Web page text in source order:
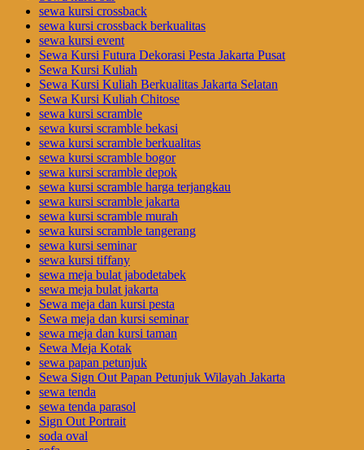
sewa kursi crossback
sewa kursi crossback berkualitas
sewa kursi event
Sewa Kursi Futura Dekorasi Pesta Jakarta Pusat
Sewa Kursi Kuliah
Sewa Kursi Kuliah Berkualitas Jakarta Selatan
Sewa Kursi Kuliah Chitose
sewa kursi scramble
sewa kursi scramble bekasi
sewa kursi scramble berkualitas
sewa kursi scramble bogor
sewa kursi scramble depok
sewa kursi scramble harga terjangkau
sewa kursi scramble jakarta
sewa kursi scramble murah
sewa kursi scramble tangerang
sewa kursi seminar
sewa kursi tiffany
sewa meja bulat jabodetabek
sewa meja bulat jakarta
Sewa meja dan kursi pesta
Sewa meja dan kursi seminar
sewa meja dan kursi taman
Sewa Meja Kotak
sewa papan petunjuk
Sewa Sign Out Papan Petunjuk Wilayah Jakarta
sewa tenda
sewa tenda parasol
Sign Out Portrait
soda oval